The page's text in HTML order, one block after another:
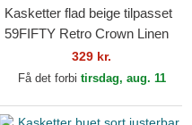
Kasketter flad beige tilpasset
59FIFTY Retro Crown Linen
fra Chicago White Sox MLB
af New Era
329 kr.
Få det forbi tirsdag, aug. 11